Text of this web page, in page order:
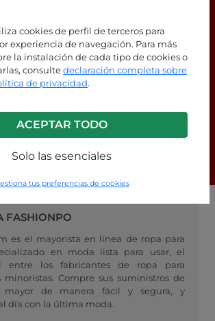
cookies de perfil de terceros para
experiencia de navegación. Para más
la instalación de cada tipo de cookies o
consultedeclaración completa sobre
de privacidad.
ACEPTAR TODO
Solo las esenciales
tus preferencias de cookies
buscando respuestas?
frecuentes!
F.A.Q.
FASHIONPO
es el mayorista en línea de ropa para
en moda lista para usar, el
entre los fabricantes de ropa para
minoristas. Compre sus suministros de
de manera fácil y segura, y
día con la última moda.